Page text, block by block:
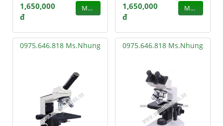
1,650,000
đ
MUA
1,650,000
đ
MUA
0975.646.818 Ms.Nhung 0975.646.818 Ms.Nhung